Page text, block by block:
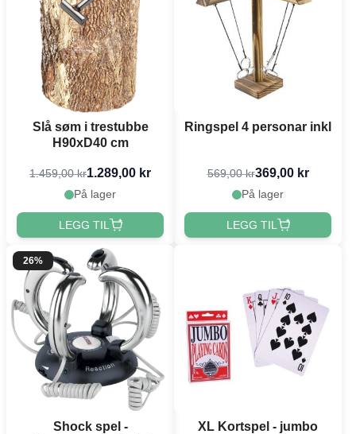
Slå søm i trestubbe
H90xD40 cm
1.459,00 kr1.289,00 kr
På lager
LEGG TIL
Ringspel 4 personar inkl
569,00 kr369,00 kr
På lager
LEGG TIL
26%
Shock spel -
XL Kortspel - jumbo